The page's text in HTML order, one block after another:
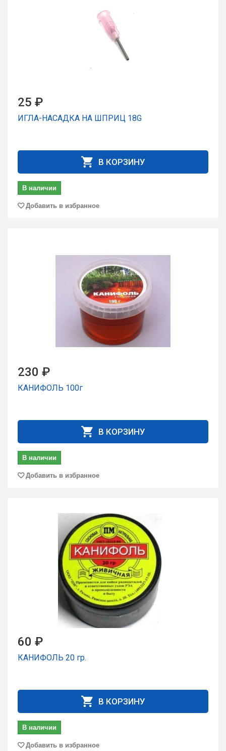
25 ₽
ИГЛА-НАСАДКА НА ШПРИЦ 18G
В КОРЗИНУ
В наличии
Добавить в избранное
230 ₽
КАНИФОЛЬ 100г
В КОРЗИНУ
В наличии
Добавить в избранное
60 ₽
КАНИФОЛЬ 20 гp.
В КОРЗИНУ
В наличии
Добавить в избранное